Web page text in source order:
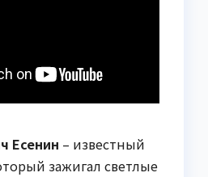
Есенин – известный
зажигал светлые